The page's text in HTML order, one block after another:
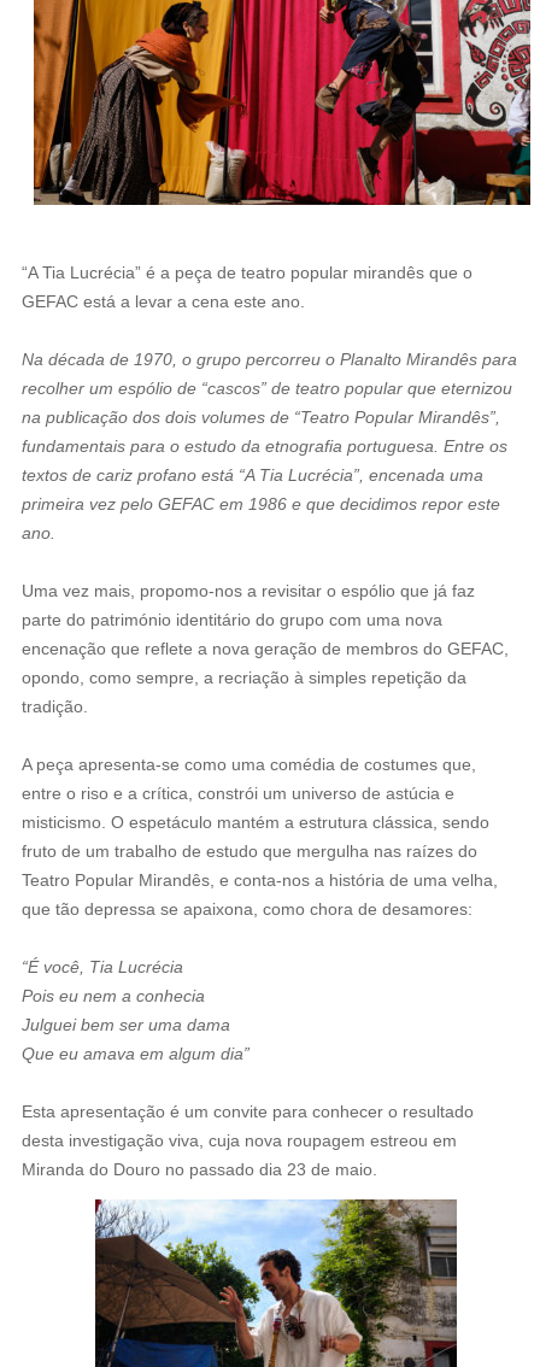
“A Tia Lucrécia” é a peça de teatro popular mirandês que o
GEFAC está a levar a cena este ano.
Na década de 1970, o grupo percorreu o Planalto Mirandês para
recolher um espólio de “cascos” de teatro popular que eternizou
na publicação dos dois volumes de “Teatro Popular Mirandês”,
fundamentais para o estudo da etnografia portuguesa. Entre os
textos de cariz profano está “A Tia Lucrécia”, encenada uma
primeira vez pelo GEFAC em 1986 e que decidimos repor este
ano.
Uma vez mais, propomo-nos a revisitar o espólio que já faz
parte do património identitário do grupo com uma nova
encenação que reflete a nova geração de membros do GEFAC,
opondo, como sempre, a recriação à simples repetição da
tradição.
A peça apresenta-se como uma comédia de costumes que,
entre o riso e a crítica, constrói um universo de astúcia e
misticismo. O espetáculo mantém a estrutura clássica, sendo
fruto de um trabalho de estudo que mergulha nas raízes do
Teatro Popular Mirandês, e conta-nos a história de uma velha,
que tão depressa se apaixona, como chora de desamores:
“É você, Tia Lucrécia
Pois eu nem a conhecia
Julguei bem ser uma dama
Que eu amava em algum dia”
Esta apresentação é um convite para conhecer o resultado
desta investigação viva, cuja nova roupagem estreou em
Miranda do Douro no passado dia 23 de maio.